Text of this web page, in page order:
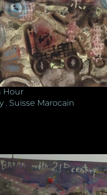
Hour
. Suisse Marocain